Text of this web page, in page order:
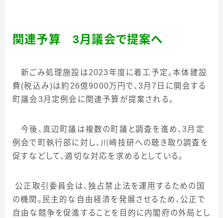
関連予算 3月議会で提案へ
新ごみ処理施設は2023年度に着工予定。本体建設
費(税込み)は約 26億9000万円で、 3月7 日に開会する
町議会3月定例会に関連予算が提案される。
今後、真辺町議は複数の町議と調査を進め、3月定
例会で町執行部に対し、川崎技研への聴き取り調査を
促すなどして、適切な対応を求めるとしている。
公正取引委員会は、独占禁止法を運用するための国
の機関。民主的な自由経済を発展させるため、公正で
自由な競争を促進することを目的に内閣府の外局とし